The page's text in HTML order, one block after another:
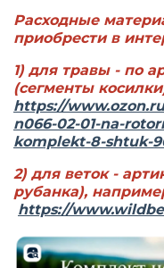
Расходные
приобрести в
1) для травы - по
(сегменты
https://
n066-02-01-na-
komplekt-8-shtuk-
2) для веток -
рубанка),
https://